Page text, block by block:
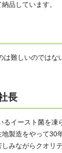
品しています。
は難しいのではな
長
るイースト菌を凍
製造をやって30
みながらクオリ